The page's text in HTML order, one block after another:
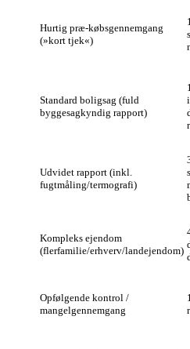
Hurtig præ-købsgennemgang
(»kort tjek«)
Standard boligsag (fuld
byggesagkyndig rapport)
Udvidet rapport (inkl.
fugtmåling/termografi)
Kompleks ejendom
(flerfamilie/erhverv/landejendom)
Opfølgende kontrol /
mangelgennemgang